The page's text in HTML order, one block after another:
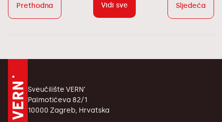
Prethodna Vidi sve Sljedeća
Sveučilište VERN’
Palmotićeva 82/1
10000 Zagreb, Hrvatska